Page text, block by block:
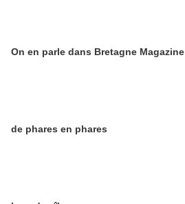
On en parle dans Bretagne Magazine
de phares en phares